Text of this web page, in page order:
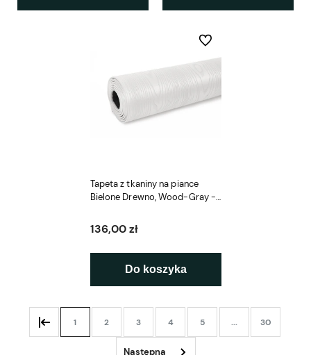
Tapeta z tkaniny na piance
Bielone Drewno, Wood-Gray -
136,00 zł
Do koszyka
Do ulubionych
1 2 3 4 5 ... 30